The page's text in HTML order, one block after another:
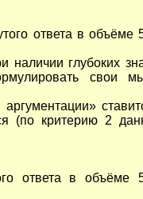
ответа в объёме
наличии глубоких
свои
(по критерию 2
ответа в объёме